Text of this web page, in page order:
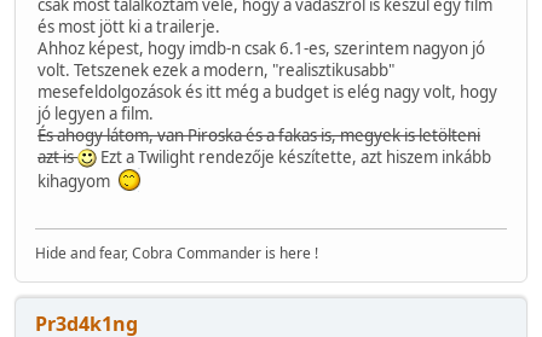
csak most találkoztam vele, hogy a vadászról is készül egy film
és most jött ki a trailerje.
Ahhoz képest, hogy imdb-n csak 6.1-es, szerintem nagyon jó
volt. Tetszenek ezek a modern, "realisztikusabb"
mesefeldolgozások és itt még a budget is elég nagy volt, hogy
jó legyen a film.
És ahogy látom, van Piroska és a fakas is, megyek is letölteni
azt is
Ezt a Twilight rendezője készítette, azt hiszem inkább
kihagyom
Hide and fear, Cobra Commander is here !
Pr3d4k1ng